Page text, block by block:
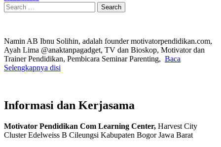
Search
for:
Namin AB Ibnu Solihin, adalah founder motivatorpendidikan.com,
Ayah Lima @anaktanpagadget, TV dan Bioskop, Motivator dan
Trainer Pendidikan, Pembicara Seminar Parenting, Baca
Selengkapnya disi
Informasi dan Kerjasama
Motivator Pendidikan Com Learning Center, Harvest City
Cluster Edelweiss B Cileungsi Kabupaten Bogor Jawa Barat